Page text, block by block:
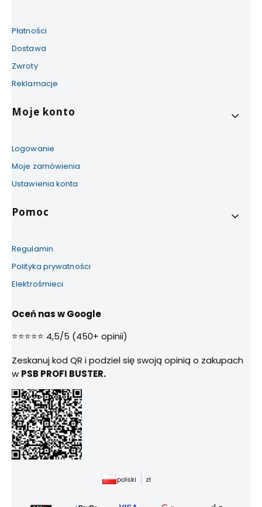
Płatności
Dostawa
Zwroty
Reklamacje
Moje konto
Logowanie
Moje zamówienia
Ustawienia konta
Pomoc
Regulamin
Polityka prywatności
Elektrośmieci
Oceń nas w Google
⭐⭐⭐⭐⭐ 4,5/5 (450+ opinii)
Zeskanuj kod QR i podziel się swoją opinią o zakupach
w PSB PROFI BUSTER.
polski zł